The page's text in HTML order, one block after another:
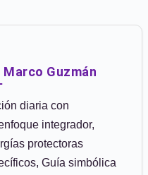
Guzmán
diaria con
integrador,
protectoras
Guía simbólica